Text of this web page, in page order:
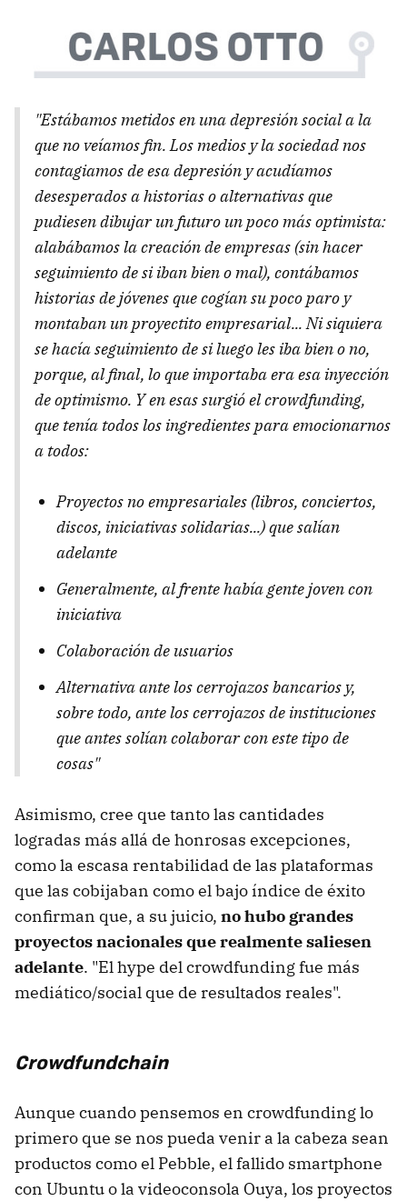
"Estábamos metidos en una depresión social a la
que no veíamos fin. Los medios y la sociedad nos
contagiamos de esa depresión y acudíamos
desesperados a historias o alternativas que
pudiesen dibujar un futuro un poco más optimista:
alabábamos la creación de empresas (sin hacer
seguimiento de si iban bien o mal), contábamos
historias de jóvenes que cogían su poco paro y
montaban un proyectito empresarial... Ni siquiera
se hacía seguimiento de si luego les iba bien o no,
porque, al final, lo que importaba era esa inyección
de optimismo. Y en esas surgió el crowdfunding,
que tenía todos los ingredientes para emocionarnos
a todos:
Proyectos no empresariales (libros, conciertos,
discos, iniciativas solidarias...) que salían
adelante
Generalmente, al frente había gente joven con
iniciativa
Colaboración de usuarios
Alternativa ante los cerrojazos bancarios y,
sobre todo, ante los cerrojazos de instituciones
que antes solían colaborar con este tipo de
cosas"
Asimismo, cree que tanto las cantidades
logradas más allá de honrosas excepciones,
como la escasa rentabilidad de las plataformas
que las cobijaban como el bajo índice de éxito
confirman que, a su juicio, no hubo grandes
proyectos nacionales que realmente saliesen
adelante. "El hype del crowdfunding fue más
mediático/social que de resultados reales".
Crowdfundchain
Aunque cuando pensemos en crowdfunding lo
primero que se nos pueda venir a la cabeza sean
productos como el Pebble, el fallido smartphone
con Ubuntu o la videoconsola Ouya, los proyectos